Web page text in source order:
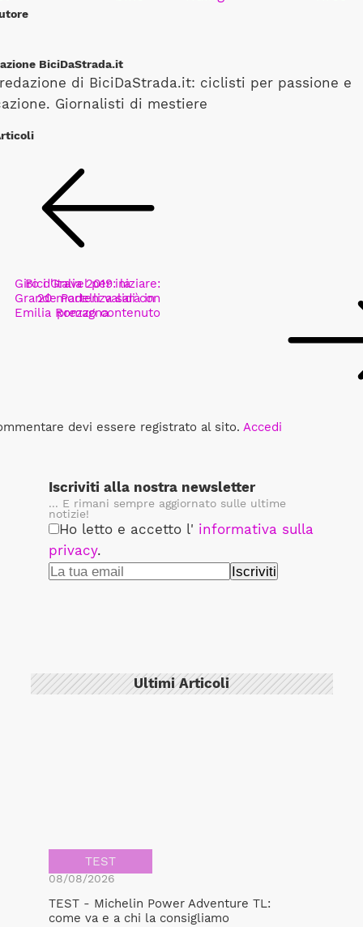
BiciDaStrada.it
di BiciDaStrada.it: ciclisti per passione e
Giornalisti di mestiere
Giro d'Italia 2019: la
Grande Partenza sarà in
Emilia Romagna
Bici Gravel per iniziare:
20 modelli validi con
prezzo contenuto
devi essere registrato al sito. Accedi
Iscriviti alla nostra newsletter
... E rimani sempre aggiornato sulle ultime
notizie!
Ho letto e accetto l' informativa sulla
privacy.
Ultimi Articoli
TEST
08/08/2026
TEST - Michelin Power Adventure TL:
come va e a chi la consigliamo